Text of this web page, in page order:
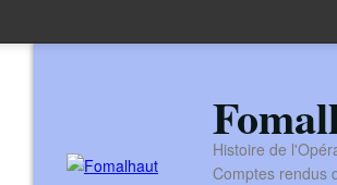
Histoire de
Comptes rendus